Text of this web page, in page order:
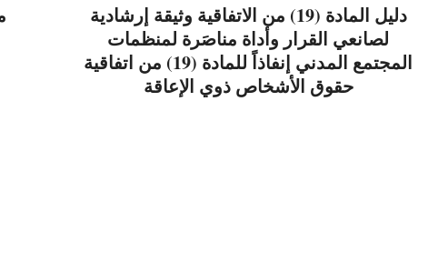
دليل المادة (19) من الاتفاقية وثيقة إرشادية
لصانعي القرار وأداة مناصَرة لمنظمات
المجتمع المدني إنفاذاً للمادة (19) من اتفاقية
حقوق الأشخاص ذوي الإعاقة